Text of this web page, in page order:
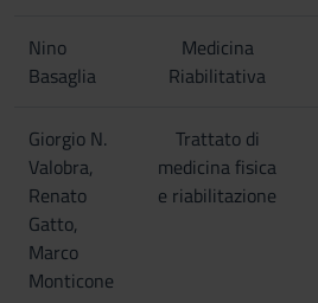
Nino
Basaglia
Medicina
Riabilitativa
Giorgio N.
Valobra,
Renato
Gatto,
Marco
Monticone
Trattato di
medicina fisica
e riabilitazione